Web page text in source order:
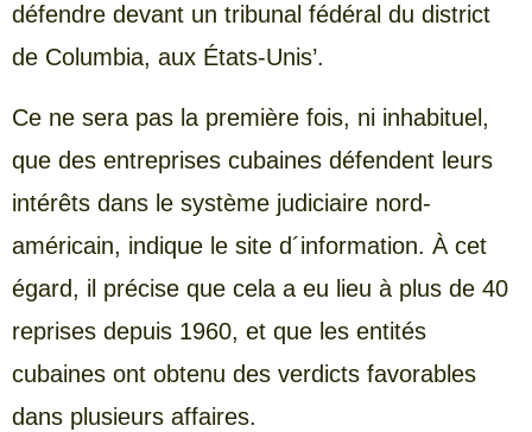
défendre devant un tribunal fédéral du district
de Columbia, aux États-Unis’.
Ce ne sera pas la première fois, ni inhabituel,
que des entreprises cubaines défendent leurs
intérêts dans le système judiciaire nord-
américain, indique le site d´information. À cet
égard, il précise que cela a eu lieu à plus de 40
reprises depuis 1960, et que les entités
cubaines ont obtenu des verdicts favorables
dans plusieurs affaires.